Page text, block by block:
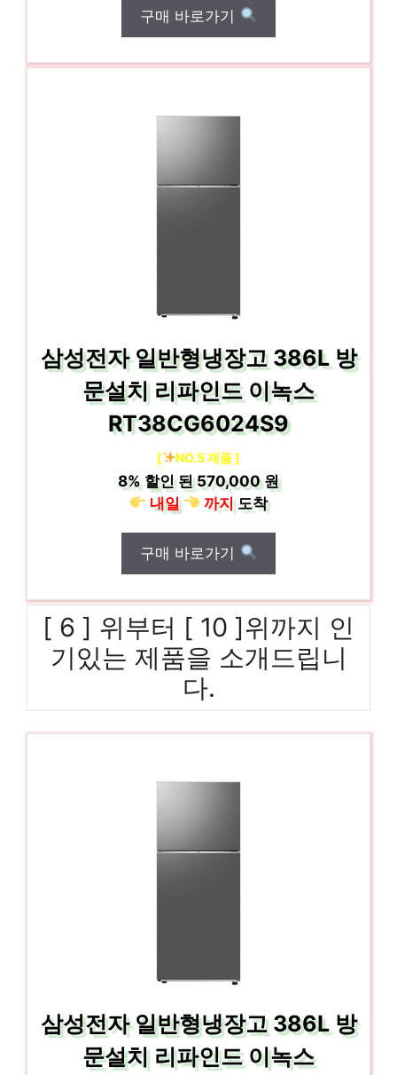
구매 바로가기
삼성전자 일반형냉장고 386L 방
문설치 리파인드 이녹스
RT38CG6024S9
[ NO.5 제품 ]
8% 할인 된570,000 원
내일
까지도착
구매 바로가기
[ 6 ] 위부터 [ 10 ]위까지 인
기있는 제품을 소개드립니
다.
삼성전자 일반형냉장고 386L 방
문설치 리파인드 이녹스